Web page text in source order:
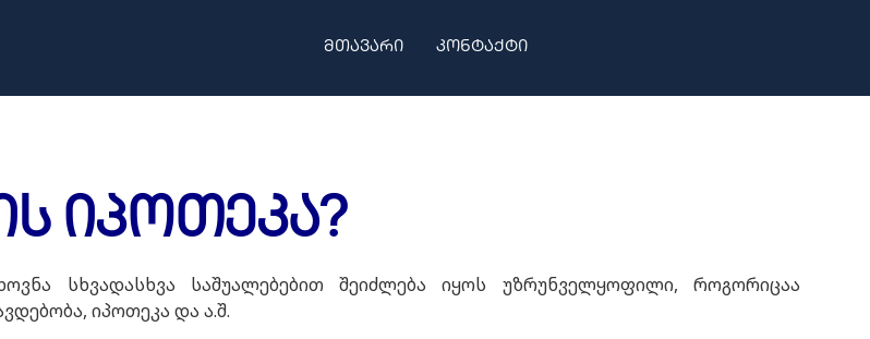
მთავარი კონტაქტი
იპოთეკა?
სხვადასხვა საშუალებებით შეიძლება იყოს უზრუნველყოფილი, როგორიცაა
იპოთეკა და ა.შ.